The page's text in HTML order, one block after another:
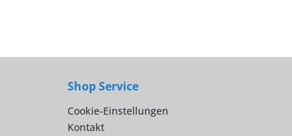
Shop Service
Cookie-Einstellungen
Kontakt